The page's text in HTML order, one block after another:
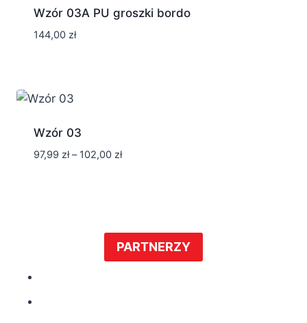
Wzór 03A PU groszki bordo
144,00 zł
Wzór 03
97,99 zł – 102,00 złZakres
102,00 zł
PARTNERZY